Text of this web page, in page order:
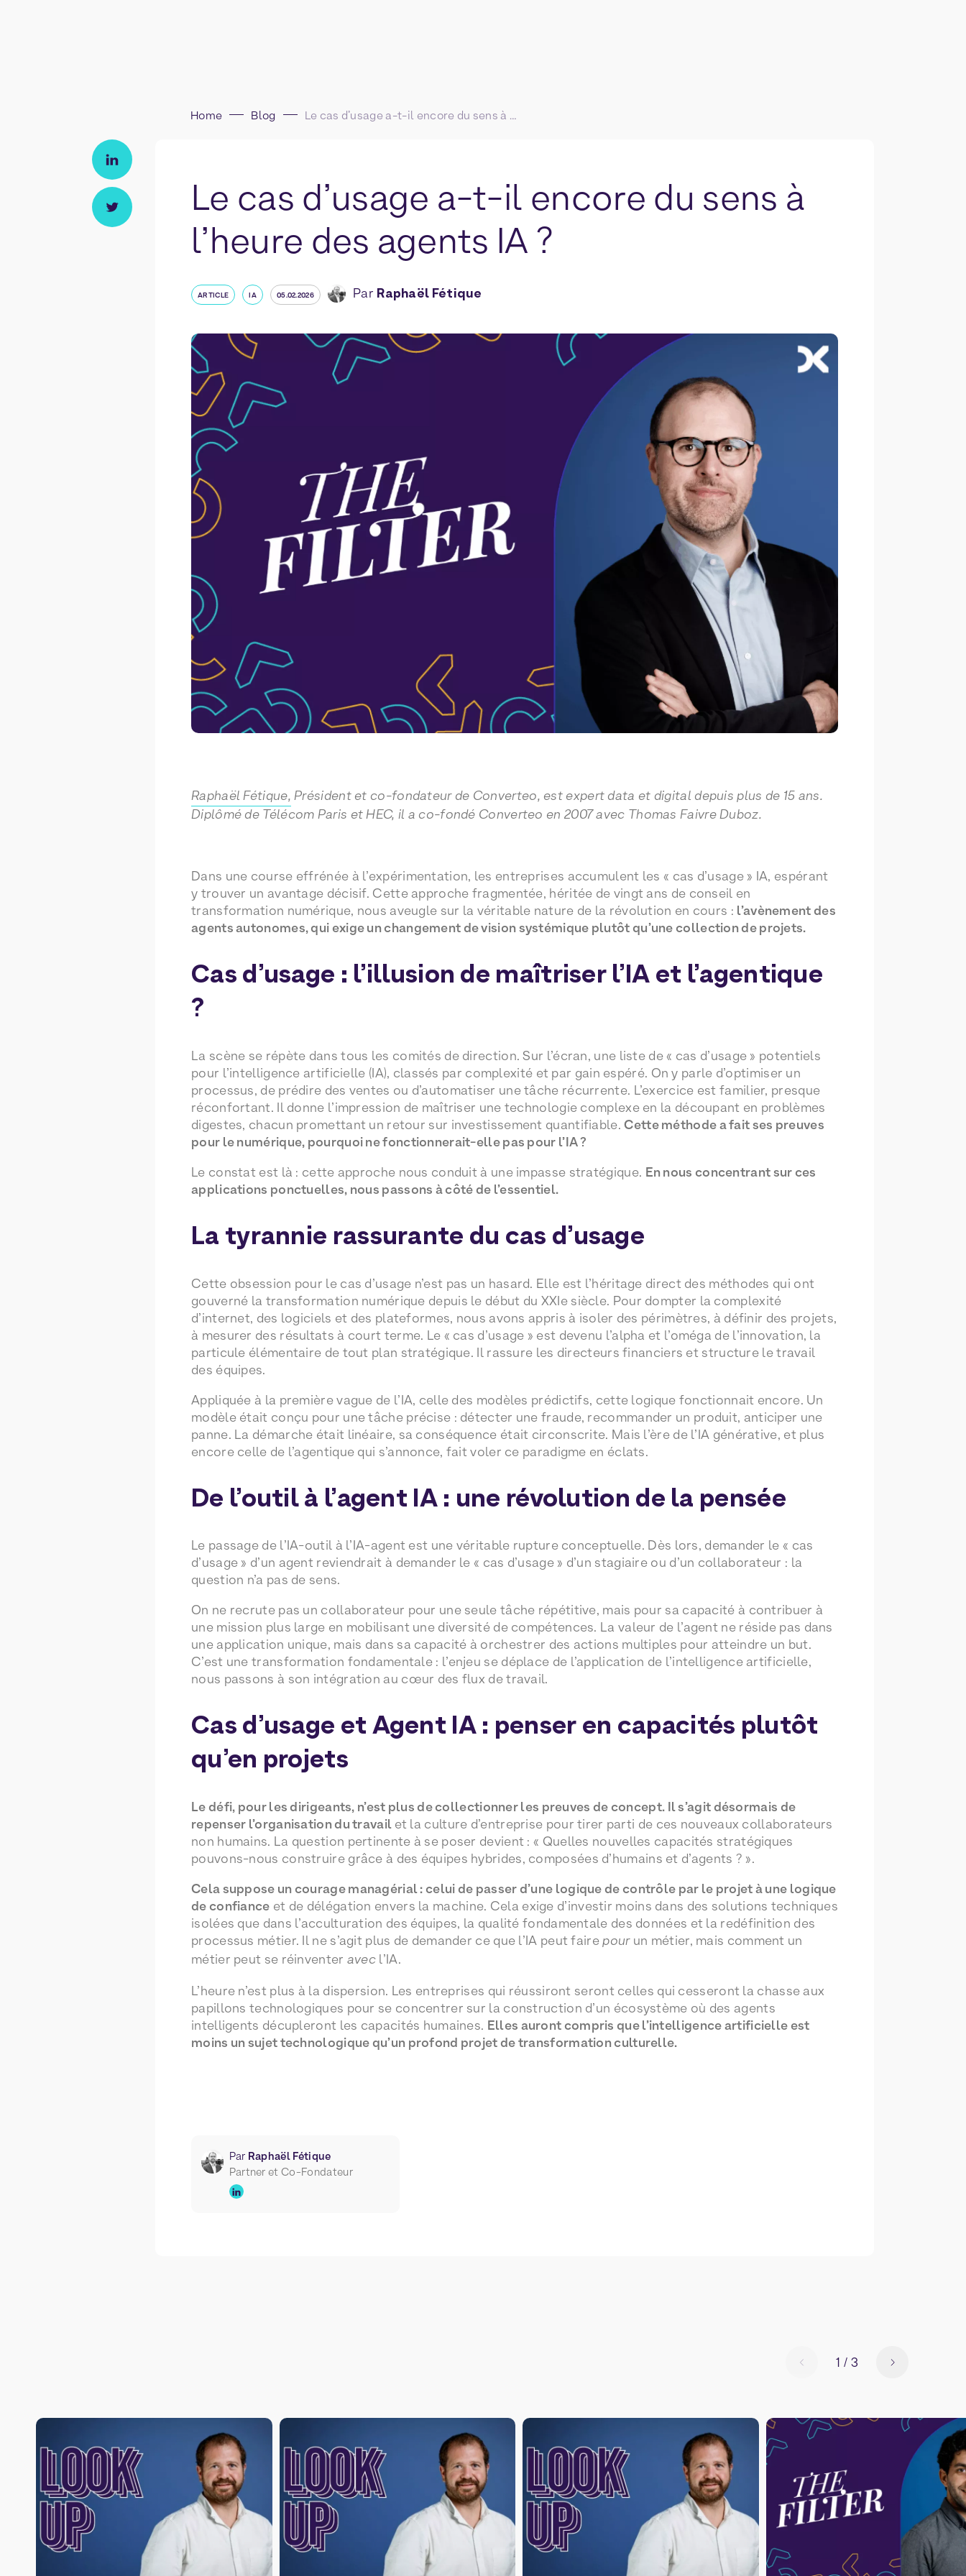
Home Blog Le cas d’usage a-t-il encore du sens à l’heure des agents IA ?
Le cas d’usage a-t-il encore du sens à
l’heure des agents IA ?
ARTICLE IA 05.02.2026 Par Raphaël Fétique
Raphaël Fétique, Président et co-fondateur de Converteo, est expert data et digital depuis plus de 15 ans.
Diplômé de Télécom Paris et HEC, il a co-fondé Converteo en 2007 avec Thomas Faivre Duboz.
Dans une course effrénée à l’expérimentation, les entreprises accumulent les « cas d’usage » IA, espérant
y trouver un avantage décisif. Cette approche fragmentée, héritée de vingt ans de conseil en
transformation numérique, nous aveugle sur la véritable nature de la révolution en cours : l’avènement des
agents autonomes, qui exige un changement de vision systémique plutôt qu’une collection de projets.
Cas d’usage : l’illusion de maîtriser l’IA et l’agentique
?
La scène se répète dans tous les comités de direction. Sur l’écran, une liste de « cas d’usage » potentiels
pour l’intelligence artificielle (IA), classés par complexité et par gain espéré. On y parle d’optimiser un
processus, de prédire des ventes ou d’automatiser une tâche récurrente. L’exercice est familier, presque
réconfortant. Il donne l’impression de maîtriser une technologie complexe en la découpant en problèmes
digestes, chacun promettant un retour sur investissement quantifiable.Cette méthode a fait ses preuves
pour le numérique, pourquoi ne fonctionnerait-elle pas pour l’IA ?
Le constat est là : cette approche nous conduit à une impasse stratégique. En nous concentrant sur ces
applications ponctuelles, nous passons à côté de l’essentiel.
La tyrannie rassurante du cas d’usage
Cette obsession pour le cas d’usage n’est pas un hasard. Elle est l’héritage direct des méthodes qui ont
gouverné la transformation numérique depuis le début du XXIe siècle. Pour dompter la complexité
d’internet, des logiciels et des plateformes, nous avons appris à isoler des périmètres, à définir des projets,
à mesurer des résultats à court terme. Le « cas d’usage » est devenu l’alpha et l’oméga de l’innovation, la
particule élémentaire de tout plan stratégique. Il rassure les directeurs financiers et structure le travail
des équipes.
Appliquée à la première vague de l’IA, celle des modèles prédictifs, cette logique fonctionnait encore. Un
modèle était conçu pour une tâche précise : détecter une fraude, recommander un produit, anticiper une
panne. La démarche était linéaire, sa conséquence était circonscrite. Mais l’ère de l’IA générative, et plus
encore celle de l’agentique qui s’annonce, fait voler ce paradigme en éclats.
De l’outil à l’agent IA : une révolution de la pensée
Le passage de l’IA-outil à l’IA-agent est une véritable rupture conceptuelle. Dès lors, demander le « cas
d’usage » d’un agent reviendrait à demander le « cas d’usage » d’un stagiaire ou d’un collaborateur : la
question n’a pas de sens.
On ne recrute pas un collaborateur pour une seule tâche répétitive, mais pour sa capacité à contribuer à
une mission plus large en mobilisant une diversité de compétences. La valeur de l’agent ne réside pas dans
une application unique, mais dans sa capacité à orchestrer des actions multiples pour atteindre un but.
C’est une transformation fondamentale : l’enjeu se déplace de l’application de l’intelligence artificielle,
nous passons à son intégration au cœur des flux de travail.
Cas d’usage et Agent IA : penser en capacités plutôt
qu’en projets
Le défi, pour les dirigeants, n’est plus de collectionner les preuves de concept. Il s’agit désormais de
repenser l’organisation du travail et la culture d’entreprise pour tirer parti de ces nouveaux collaborateurs
non humains. La question pertinente à se poser devient : « Quelles nouvelles capacités stratégiques
pouvons-nous construire grâce à des équipes hybrides, composées d’humains et d’agents ? ».
Cela suppose un courage managérial : celui de passer d’une logique de contrôle par le projet à une logique
de confiance et de délégation envers la machine. Cela exige d’investir moins dans des solutions techniques
isolées que dans l’acculturation des équipes, la qualité fondamentale des données et la redéfinition des
processus métier. Il ne s’agit plus de demander ce que l’IA peut fairepourun métier, mais comment un
métier peut se réinventer avec l’IA.
L’heure n’est plus à la dispersion. Les entreprises qui réussiront seront celles qui cesseront la chasse aux
papillons technologiques pour se concentrer sur la construction d’un écosystème où des agents
intelligents décupleront les capacités humaines. Elles auront compris que l’intelligence artificielle est
moins un sujet technologique qu’un profond projet de transformation culturelle.
Par Raphaël Fétique
Partner et Co-Fondateur
1 / 3